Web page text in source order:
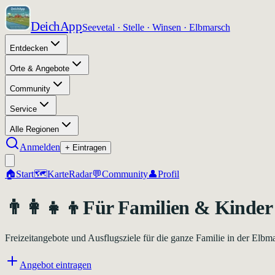
DeichAppSeevetal · Stelle · Winsen · Elbmarsch
Entdecken
Orte & Angebote
Community
Service
Alle Regionen
Anmelden + Eintragen
🏠Start🗺️KarteRadar💬Community👤Profil
👨‍👩‍👧‍👦Für Familien & Kinder
Freizeitangebote und Ausflugsziele für die ganze Familie in der
Angebot eintragen